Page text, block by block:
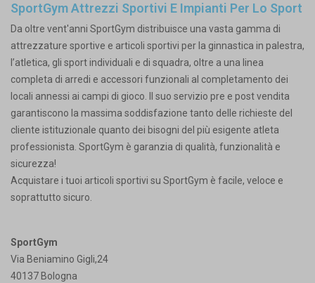
SportGym Attrezzi Sportivi E Impianti Per Lo Sport
Da oltre vent'anni SportGym distribuisce una vasta gamma di
attrezzature sportive e articoli sportivi per la ginnastica in palestra,
l’atletica, gli sport individuali e di squadra, oltre a una linea
completa di arredi e accessori funzionali al completamento dei
locali annessi ai campi di gioco. Il suo servizio pre e post vendita
garantiscono la massima soddisfazione tanto delle richieste del
cliente istituzionale quanto dei bisogni del più esigente atleta
professionista. SportGym è garanzia di qualità, funzionalità e
sicurezza!
Acquistare i tuoi articoli sportivi su SportGym è facile, veloce e
soprattutto sicuro.
SportGym
Via Beniamino Gigli,24
40137 Bologna